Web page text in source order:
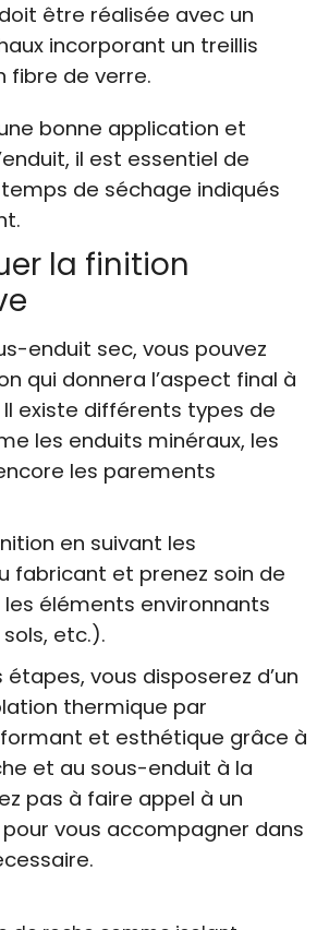
être réalisée avec un
incorporant un treillis
fibre de verre.
bonne application et
il est essentiel de
de séchage indiqués
la finition
enduit sec, vous pouvez
qui donnera l’aspect final à
existe différents types de
les enduits minéraux, les
les parements
en suivant les
fabricant et prenez soin de
éléments environnants
etc.).
étapes, vous disposerez d’un
thermique par
et esthétique grâce à
et au sous-enduit à la
pas à faire appel à un
vous accompagner dans